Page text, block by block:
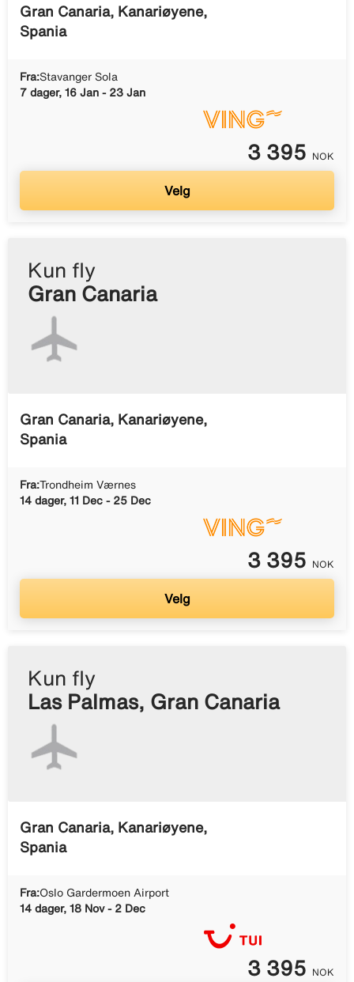
Gran Canaria, Kanariøyene,
Spania
Fra:Stavanger Sola
7 dager, 16 Jan - 23 Jan
3 395 NOK
Velg
Kun fly
Gran Canaria
Gran Canaria, Kanariøyene,
Spania
Fra:Trondheim Værnes
14 dager, 11 Dec - 25 Dec
3 395 NOK
Velg
Kun fly
Las Palmas, Gran Canaria
Gran Canaria, Kanariøyene,
Spania
Fra:Oslo Gardermoen Airport
14 dager, 18 Nov - 2 Dec
3 395 NOK